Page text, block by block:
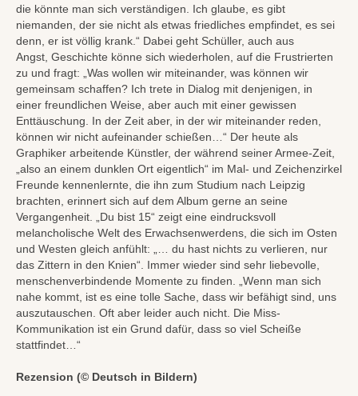
die könnte man sich verständigen. Ich glaube, es gibt
niemanden, der sie nicht als etwas friedliches empfindet, es sei
denn, er ist völlig krank.“ Dabei geht Schüller, auch aus
Angst, Geschichte könne sich wiederholen, auf die Frustrierten
zu und fragt: „Was wollen wir miteinander, was können wir
gemeinsam schaffen? Ich trete in Dialog mit denjenigen, in
einer freundlichen Weise, aber auch mit einer gewissen
Enttäuschung. In der Zeit aber, in der wir miteinander reden,
können wir nicht aufeinander schießen…“ Der heute als
Graphiker arbeitende Künstler, der während seiner Armee-Zeit,
„also an einem dunklen Ort eigentlich“ im Mal- und Zeichenzirkel
Freunde kennenlernte, die ihn zum Studium nach Leipzig
brachten, erinnert sich auf dem Album gerne an seine
Vergangenheit. „Du bist 15“ zeigt eine eindrucksvoll
melancholische Welt des Erwachsenwerdens, die sich im Osten
und Westen gleich anfühlt: „… du hast nichts zu verlieren, nur
das Zittern in den Knien“. Immer wieder sind sehr liebevolle,
menschenverbindende Momente zu finden. „Wenn man sich
nahe kommt, ist es eine tolle Sache, dass wir befähigt sind, uns
auszutauschen. Oft aber leider auch nicht. Die Miss-
Kommunikation ist ein Grund dafür, dass so viel Scheiße
stattfindet…“
Rezension (© Deutsch in Bildern)